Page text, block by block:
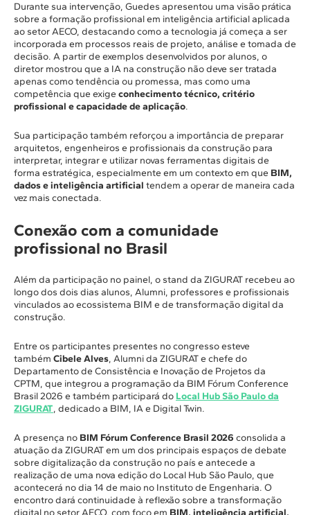
Durante sua intervenção, Guedes apresentou uma visão prática
sobre a formação profissional em inteligência artificial aplicada
ao setor AECO, destacando como a tecnologia já começa a ser
incorporada em processos reais de projeto, análise e tomada de
decisão. A partir de exemplos desenvolvidos por alunos, o
diretor mostrou que a IA na construção não deve ser tratada
apenas como tendência ou promessa, mas como uma
competência que exige conhecimento técnico, critério
profissional e capacidade de aplicação.
Sua participação também reforçou a importância de preparar
arquitetos, engenheiros e profissionais da construção para
interpretar, integrar e utilizar novas ferramentas digitais de
forma estratégica, especialmente em um contexto em que BIM,
dados e inteligência artificial tendem a operar de maneira cada
vez mais conectada.
Conexão com a comunidade
profissional no Brasil
Além da participação no painel, o stand da ZIGURAT recebeu ao
longo dos dois dias alunos, Alumni, professores e profissionais
vinculados ao ecossistema BIM e de transformação digital da
construção.
Entre os participantes presentes no congresso esteve
também Cibele Alves, Alumni da ZIGURAT e chefe do
Departamento de Consistência e Inovação de Projetos da
CPTM, que integrou a programação da BIM Fórum Conference
Brasil 2026 e também participará do Local Hub São Paulo da
ZIGURAT, dedicado a BIM, IA e Digital Twin.
A presença no BIM Fórum Conference Brasil 2026 consolida a
atuação da ZIGURAT em um dos principais espaços de debate
sobre digitalização da construção no país e antecede a
realização de uma nova edição do Local Hub São Paulo, que
acontecerá no dia 14 de maio no Instituto de Engenharia. O
encontro dará continuidade à reflexão sobre a transformação